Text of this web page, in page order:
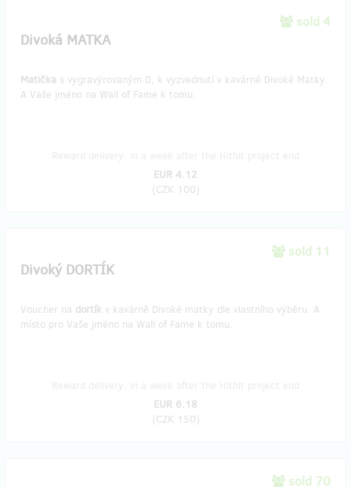
sold 4
Divoká MATKA
Matička s vygravýrovaným D, k vyzvednutí v kavárně Divoké Matky.
A Vaše jméno na Wall of Fame k tomu.
EUR 4.12
(CZK 100)
sold 11
Divoký DORTÍK
Voucher na dortík v kavárně Divoké matky dle vlastního výběru. A
místo pro Vaše jméno na Wall of Fame k tomu.
EUR 6.18
(CZK 150)
sold 70